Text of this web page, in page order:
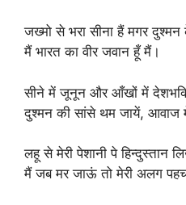
जख्मो से भरा सीना हैं मगर
मैं भारत का वीर जवान हूँ मैं।
सीने में जूनून और आँखों में
दुश्मन की सांसे थम जायें, आवाज
लहू से मेरी पेशानी पे हिन्दुस्तान
मैं जब मर जाऊं तो मेरी अलग